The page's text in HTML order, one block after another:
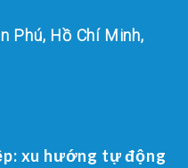
Phú, Hồ Chí Minh,
xu hướng tự động